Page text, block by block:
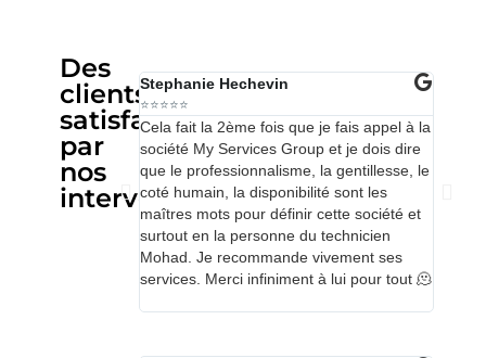
Des
clients
satisfaits
par
nos
interventions
Stephanie Hechevin
⭐⭐⭐⭐⭐
Cela fait la 2ème fois que je fais appel à la
société My Services Group et je dois dire
que le professionnalisme, la gentillesse, le
coté humain, la disponibilité sont les
maîtres mots pour définir cette société et
surtout en la personne du technicien
Mohad. Je recommande vivement ses
services. Merci infiniment à lui pour tout 🫠